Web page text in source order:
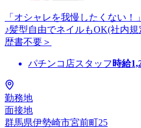
「オシャレを我慢したくない
♪髪型自由でネイルもOK(社内
歴書不要＞
パチンコ店スタッフ 時給
勤務地
面接地
群馬県伊勢崎市宮前町25